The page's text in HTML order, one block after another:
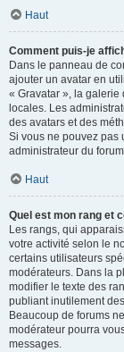
Haut
Comment puis-je
Dans le panneau de
ajouter un avatar en
« Gravatar », la galerie
locales. Les
des avatars et des
Si vous ne pouvez pas
administrateur du
Haut
Quel est mon rang et
Les rangs, qui
votre activité selon le
certains utilisateurs
modérateurs. Dans la
modifier le texte des
publiant inutilement
Beaucoup de forums
modérateur pourra
messages.